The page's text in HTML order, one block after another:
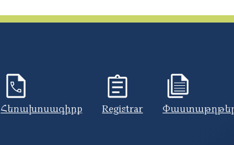
Հեռախոսագիրք Registrar